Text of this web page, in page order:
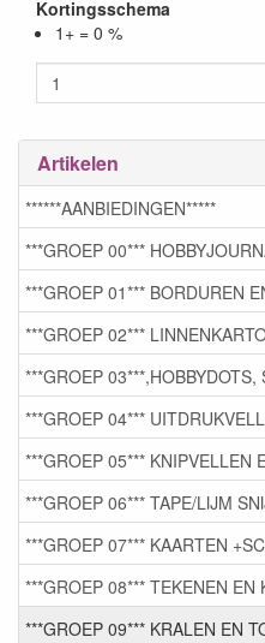
Kortingsschema
1+ = 0 %
Artikelen
******AANBIEDINGEN*****
***GROEP 00***
***GROEP 01*** BORDUREN
***GROEP 02***
***GROEP 03***,HOBBYDOTS,
***GROEP 04***
***GROEP 05*** KNIPVELLEN
***GROEP 06*** TAPE/LIJM
***GROEP 07*** KAARTEN
***GROEP 08*** TEKENEN
***GROEP 09*** KRALEN EN